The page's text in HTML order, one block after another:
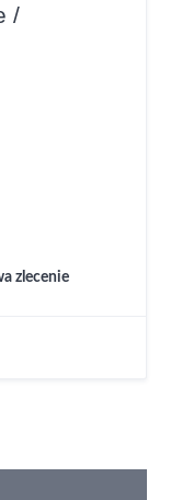
/
zlecenie